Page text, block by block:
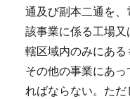
通及び副本二通を
該事業に係る工場
轄区域内のみにある
その他の事業にあ
ればならない。 た